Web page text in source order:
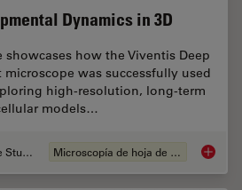
Dynamics in 3D
how the Viventis Deep
was successfully used
high-resolution, long-term
models…
Case Study Microscopía de hoja de luz